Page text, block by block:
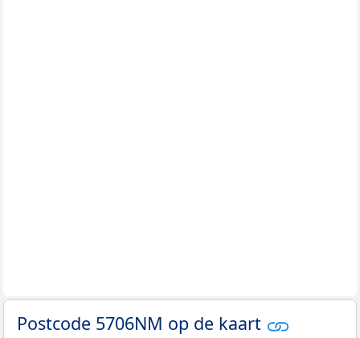
Postcode 5706NM op de kaart